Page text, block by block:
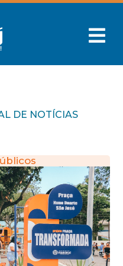
DE NOTÍCIAS